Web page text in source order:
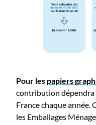
Pour les papiers
contribution dépendra
France chaque année.
les Emballages